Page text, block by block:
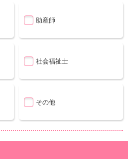
助産師
社会福祉士
その他